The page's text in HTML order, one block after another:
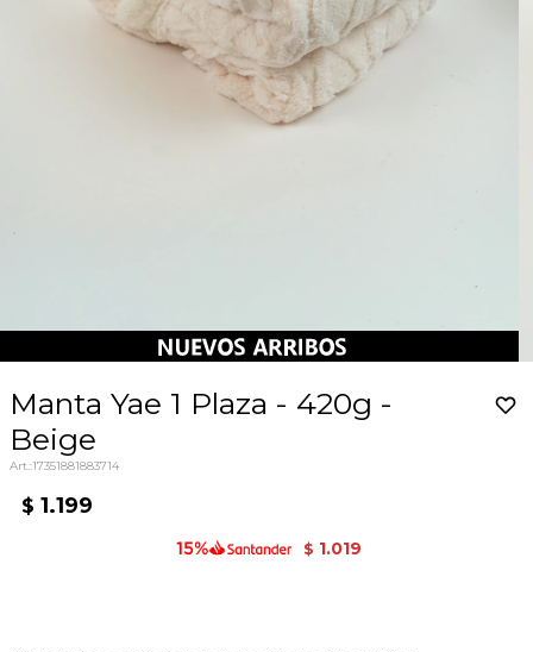
Manta Yae 1 Plaza - 420g -
Beige
17351881883714
$ 1.199
$ 1.019